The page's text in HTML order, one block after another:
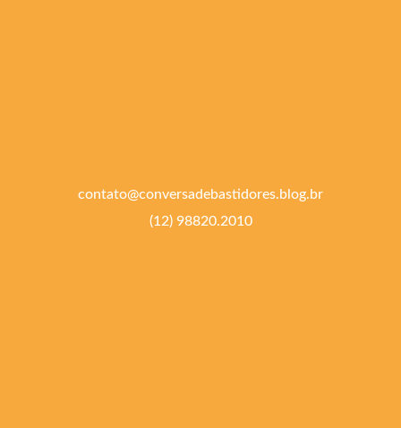
contato@conversadebastidores.blog.br
(12) 98820.2010